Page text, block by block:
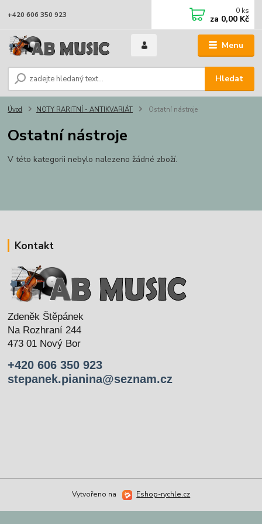
Menu
Hledat
+420 606 350 923 0 ks
za 0,00 Kč
Úvod NOTY RARITNÍ - ANTIKVARIÁT Ostatní nástroje
Ostatní nástroje
V této kategorii nebylo nalezeno žádné zboží.
Kontakt
Zdeněk Štěpánek
Na Rozhraní 244
473 01 Nový Bor
+420 606 350 923
stepanek.pianina@seznam.cz
Vytvořeno na Eshop-rychle.cz